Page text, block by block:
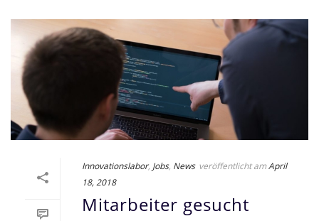
Innovationslabor, Jobs, News veröffentlicht am April
18, 2018
Mitarbeiter gesucht